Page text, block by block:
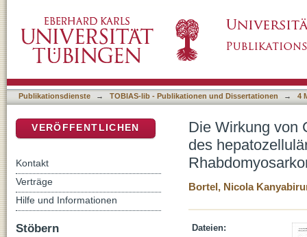
Karzinoms, des Hepatoblastoms und des
Publikationsdienste → TOBIAS-lib - Publikationen und Dissertationen → 4
Die Wirkung von
des
Bortel, Nicola
Dateien:
VERÖFFENTLICHEN
Kontakt
Verträge
Hilfe und Informationen
Stöbern